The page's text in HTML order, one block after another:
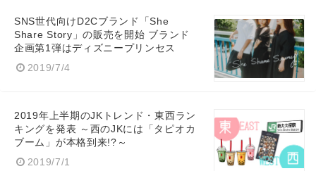
SNS世代向けD2Cブランド「She
Share Story」の販売を開始 ブランド
企画第1弾はディズニープリンセス
2019/7/4
2019年上半期のJKトレンド・東西ラン
キングを発表 ～西のJKには「タピオカ
ブーム」が本格到来!?～
2019/7/1